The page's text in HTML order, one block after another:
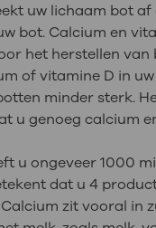
uw lichaam bot
bot. Calcium en
het herstellen van
of vitamine D in
minder sterk.
u genoeg calcium
u ongeveer 1000
dat u 4
zit vooral in